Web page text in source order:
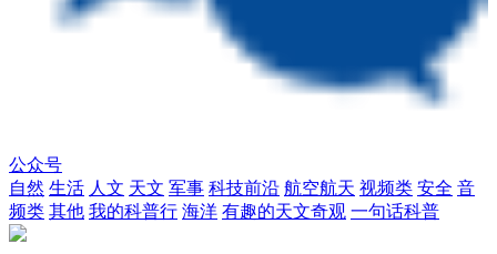
公众号
自然 生活 人文 天文 军事 科技前沿 航空航天 视频类 安全 音
频类 其他 我的科普行 海洋 有趣的天文奇观 一句话科普